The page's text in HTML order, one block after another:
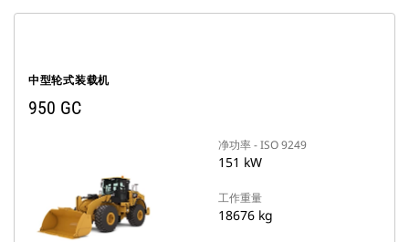
中型轮式装载机
950 GC
净功率 - ISO 9249
151 kW
工作重量
18676 kg